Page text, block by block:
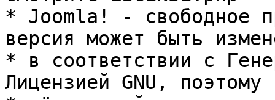
* Joomla! - свободное
версия может быть
* в соответствии с
Лицензией GNU, поэтому